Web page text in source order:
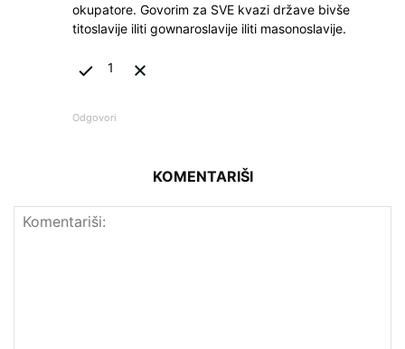
okupatore. Govorim za SVE kvazi države bivše
titoslavije iliti gownaroslavije iliti masonoslavije.
1
Odgovori
KOMENTARIŠI